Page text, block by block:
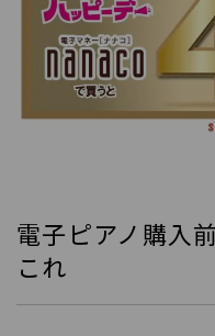
電子ピアノ購入
これ